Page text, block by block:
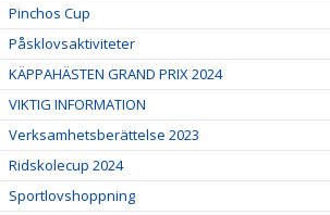
Pinchos Cup
Påsklovsaktiviteter
KÄPPAHÄSTEN GRAND PRIX 2024
VIKTIG INFORMATION
Verksamhetsberättelse 2023
Ridskolecup 2024
Sportlovshoppning